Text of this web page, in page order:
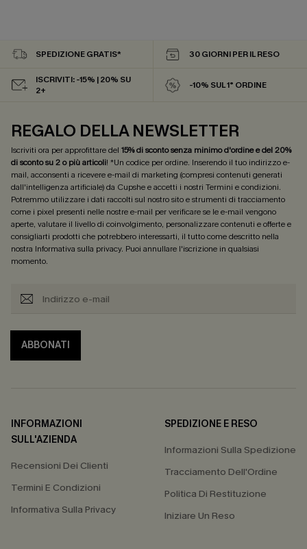
SPEDIZIONE GRATIS* 30 GIORNI PER IL RESO
ISCRIVITI: -15% | 20% SU
2+
-10% SUL 1° ORDINE
REGALO DELLA NEWSLETTER
Iscriviti ora per approfittare del 15% di sconto senza minimo d'ordine e del 20%
di sconto su 2 o più articoli! *Un codice per ordine. Inserendo il tuo indirizzo e-
mail, acconsenti a ricevere e-mail di marketing (compresi contenuti generati
dall'intelligenza artificiale) da Cupshe e accetti i nostri Termini e condizioni.
Potremmo utilizzare i dati raccolti sul nostro sito e strumenti di tracciamento
come i pixel presenti nelle nostre e-mail per verificare se le e-mail vengono
aperte, valutare il livello di coinvolgimento, personalizzare contenuti e offerte e
consigliarti prodotti che potrebbero interessarti, il tutto come descritto nella
nostra Informativa sulla privacy. Puoi annullare l'iscrizione in qualsiasi
momento.
ABBONATI
INFORMAZIONI
SULL'AZIENDA
Recensioni Dei Clienti
Termini E Condizioni
Informativa Sulla Privacy
SPEDIZIONE E RESO
Informazioni Sulla Spedizione
Tracciamento Dell'Ordine
Politica Di Restituzione
Iniziare Un Reso